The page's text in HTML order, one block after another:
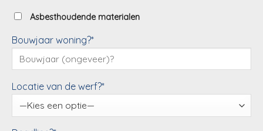
Asbesthoudende materialen
Bouwjaar woning?*
Locatie van de werf?*